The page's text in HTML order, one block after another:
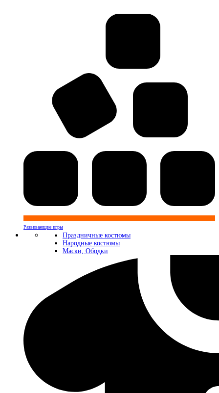
Развивающие игры
Праздничные костюмы
Народные костюмы
Маски, Ободки